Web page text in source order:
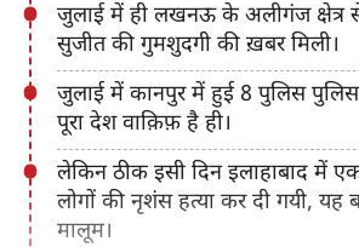
जुलाई में ही लखनऊ के अलीगंज क्षेत्र
सुजीत की गुमशुदगी की ख़बर मिली।
जुलाई में कानपुर में हुई 8 पुलिस पुलिस
पूरा देश वाक़िफ़ है ही।
लेकिन ठीक इसी दिन इलाहाबाद में
लोगों की नृशंस हत्या कर दी गयी, यह
मालूम।